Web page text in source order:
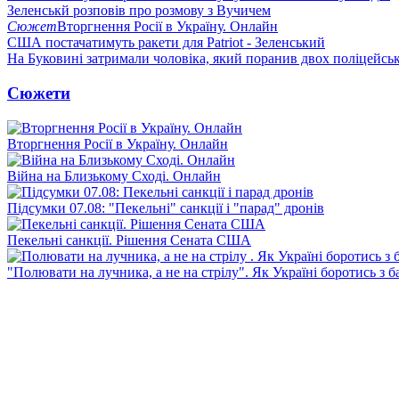
Зеленськй розповів про розмову з Вучичем
СюжетВторгнення Росії в Україну. Онлайн
США постачатимуть ракети для Patriot - Зеленський
На Буковині затримали чоловіка, який поранив двох
Сюжети
Вторгнення Росії в Україну. Онлайн
Війна на Близькому Сході. Онлайн
Підсумки 07.08: "Пекельні" санкції і "парад" дронів
Пекельні санкції. Рішення Сената США
"Полювати на лучника, а не на стрілу". Як Україні боротись з